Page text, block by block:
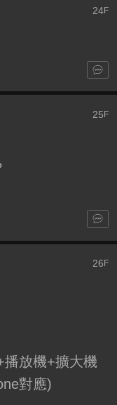
24F
25 F
26 F
放機+擴大機
對應)